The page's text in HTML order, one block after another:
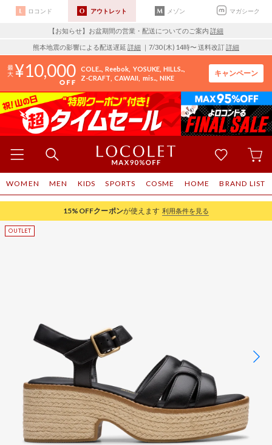
ロコンド アウトレット メゾン マガシーク
【お知らせ】お盆期間の営業・配送についてのご案内 詳細
熊本地震の影響による配送遅延 詳細 ｜7/30 (木) 14時〜 送料改訂詳細
10,000 COLE.. Reebok YOSUKE HILLS..
Z-CRAFT CAWAII mis.. NIKE
キャンペーン
WOMEN MEN KIDS SPORTS COSME HOME BRAND LIST
15%OFFクーポンが使えます 利用条件を見る